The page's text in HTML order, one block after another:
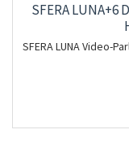
SFERA LUNA+6
SFERA LUNA Video-